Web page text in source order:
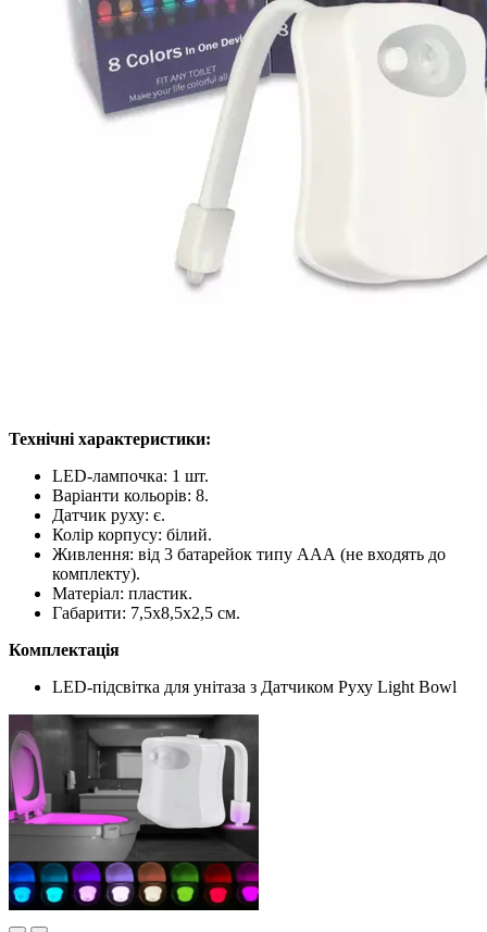
Технічні характеристики:
LED-лампочка: 1 шт.
Варіанти кольорів: 8.
Датчик руху: є.
Колір корпусу: білий.
Живлення: від 3 батарейок типу ААА (не входять до
комплекту).
Матеріал: пластик.
Габарити: 7,5x8,5x2,5 см.
Комплектація
LED-підсвітка для унітаза з Датчиком Руху Light Bowl